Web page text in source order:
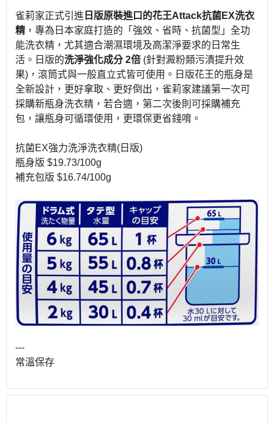
雀莉家正式引進 日版原裝進口的花王Attack抗菌EX洗衣
精 ，專為日本家庭打造的「強效、省時、抗菌型」全功
能洗衣精，尤其適合潮濕環境及高潔淨要求的日常生
活。日版的洗淨強化成分 2倍 (針對澱粉類污漬提升效
果)，滾筒式與一般直立式皆可使用。日版花王的瓶身是
全新設計，更好拿取、更好倒出，雀莉家建議第一次可
採購新瓶身洗衣精，若合適，第二次後則可採購補充
包，讓瓶身可循環使用，更環保更省錢唷。
抗菌EX強力洗淨洗衣精(日版)
瓶身版 $19.73/100g
補充包版 $16.74/100g
---
常溫保存